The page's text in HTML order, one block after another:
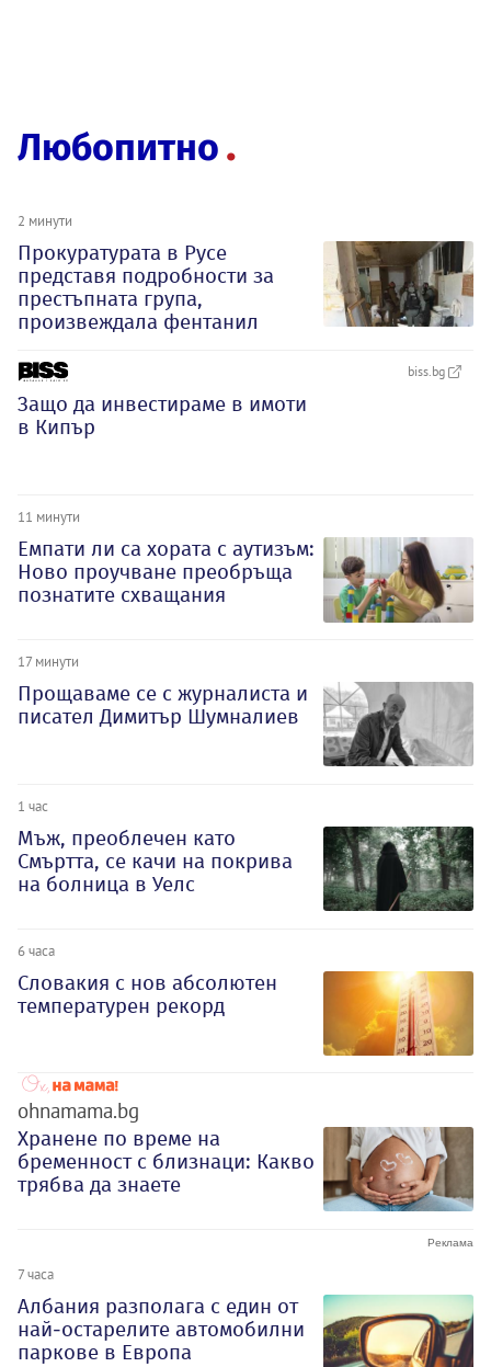
Любопитно
2 минути
Прокуратурата в Русе
представя подробности за
престъпната група,
произвеждала фентанил
biss.bg
Защо да инвестираме в имоти
в Кипър
11 минути
Емпати ли са хората с аутизъм:
Ново проучване преобръща
познатите схващания
17 минути
Прощаваме се с журналиста и
писател Димитър Шумналиев
1 час
Мъж, преоблечен като
Смъртта, се качи на покрива
на болница в Уелс
6 часа
Словакия с нов абсолютен
температурен рекорд
ohnamama.bg
Хранене по време на
бременност с близнаци: Какво
трябва да знаете
7 часа
Албания разполага с един от
най-остарелите автомобилни
паркове в Европа